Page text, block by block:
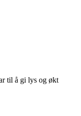
til å gi lys og økt